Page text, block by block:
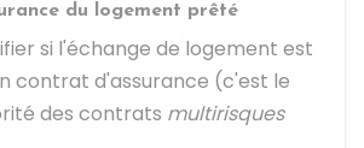
du logement prêté
si l'échange de logement est
contrat d'assurance (c'est le
des contrats multirisques